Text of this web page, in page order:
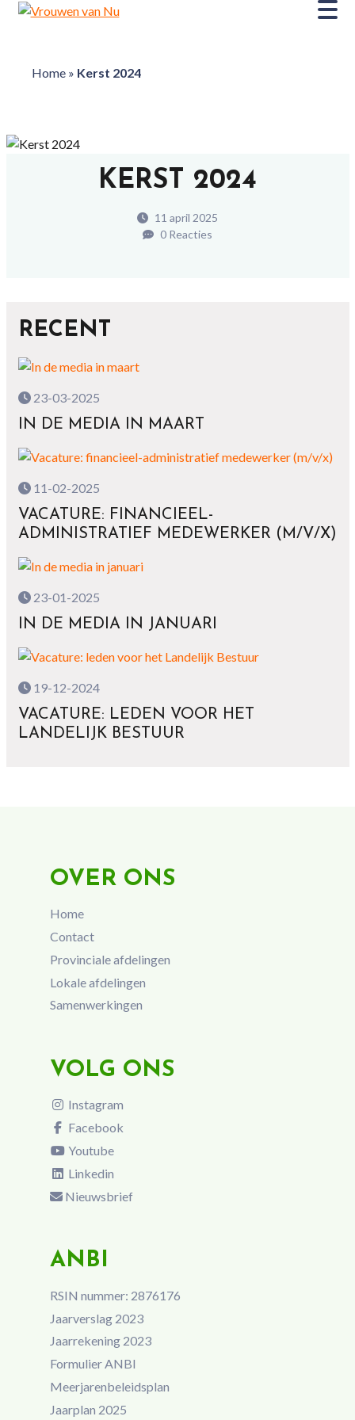
Home» Kerst 2024
KERST 2024
11 april 2025
0 Reacties
RECENT
23-03-2025
IN DE MEDIA IN MAART
11-02-2025
VACATURE: FINANCIEEL-
ADMINISTRATIEF MEDEWERKER (M/V/X)
23-01-2025
IN DE MEDIA IN JANUARI
19-12-2024
VACATURE: LEDEN VOOR HET
LANDELIJK BESTUUR
OVER ONS
Home
Contact
Provinciale afdelingen
Lokale afdelingen
Samenwerkingen
VOLG ONS
Instagram
Facebook
Youtube
Linkedin
Nieuwsbrief
ANBI
RSIN nummer: 2876176
Jaarverslag 2023
Jaarrekening 2023
Formulier ANBI
Meerjarenbeleidsplan
Jaarplan 2025